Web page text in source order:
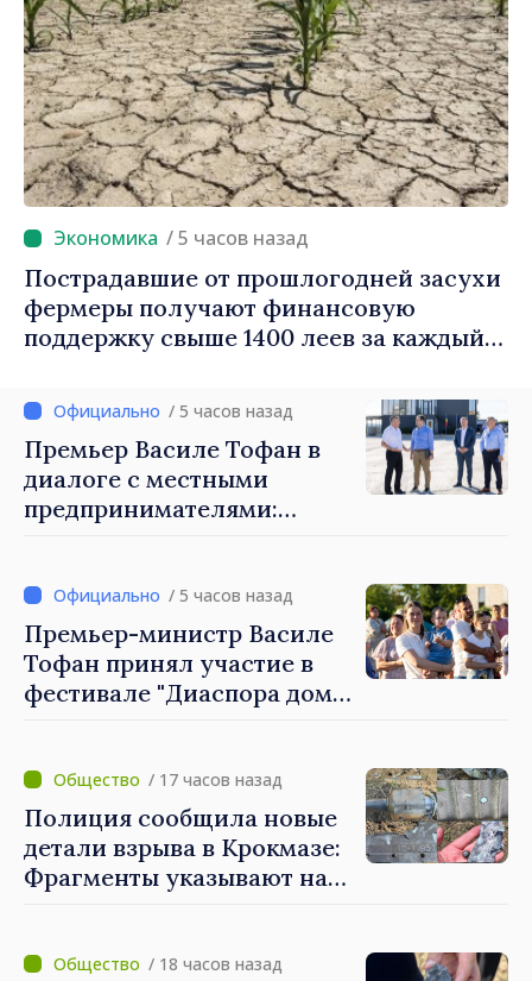
/ 5 часов назад
Пострадавшие от прошлогодней засухи
фермеры получают финансовую
поддержку свыше 1400 леев за каждый
/ 5 часов назад
Премьер Василе Тофан в
диалоге с местными
предпринимателями:
сообщество, когда есть
инициатива, труд и
предпринимательский дух
/ 5 часов назад
Премьер-министр Василе
Тофан принял участие в
фестивале "Диаспора дома"
/ 17 часов назад
Полиция сообщила новые
детали взрыва в Крокмазе:
Фрагменты указывают на
/ 18 часов назад